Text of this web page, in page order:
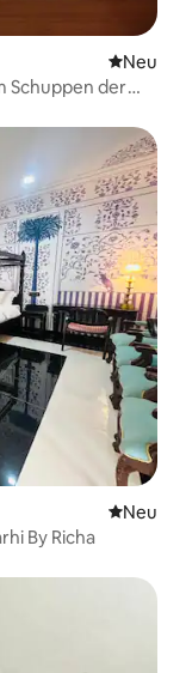
Neue
Neu
Schuppen der
Neue
Neu
By Richa